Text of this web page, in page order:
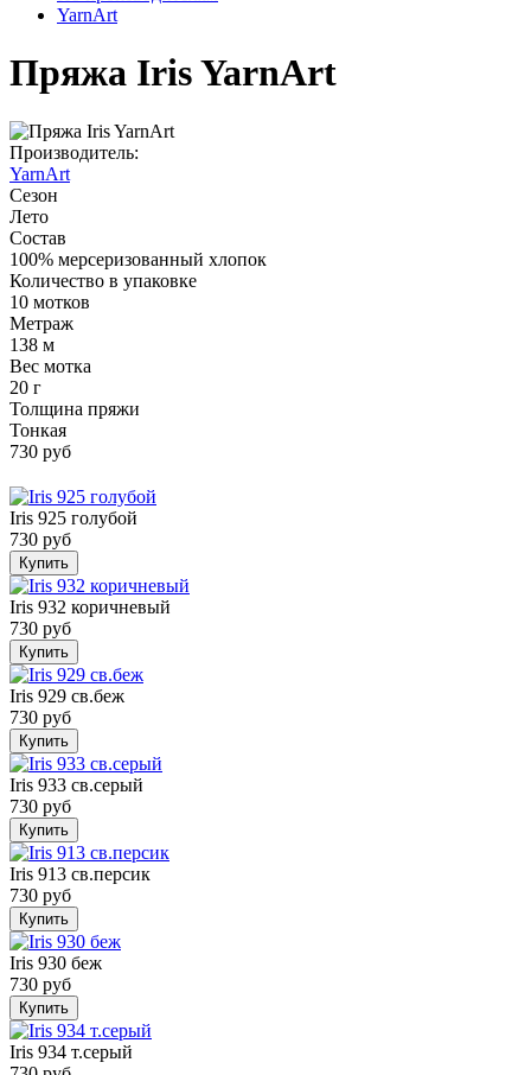
YarnArt
Пряжа Iris YarnArt
Производитель:
YarnArt
Сезон
Лето
Состав
100% мерсеризованный хлопок
Количество в упаковке
10 мотков
Метраж
138 м
Вес мотка
20 г
Толщина пряжи
Тонкая
730 руб
Iris 925 голубой
730 руб
Купить
Iris 932 коричневый
730 руб
Купить
Iris 929 св.беж
730 руб
Купить
Iris 933 св.серый
730 руб
Купить
Iris 913 св.персик
730 руб
Купить
Iris 930 беж
730 руб
Купить
Iris 934 т.серый